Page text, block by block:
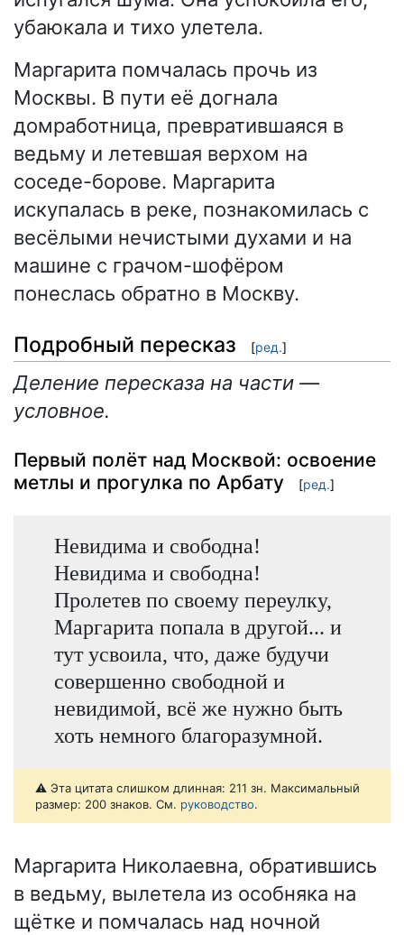
убаюкала и тихо улетела.
Маргарита помчалась прочь из
Москвы. В пути её догнала
домработница, превратившаяся в
ведьму и летевшая верхом на
соседе-борове. Маргарита
искупалась в реке, познакомилась с
весёлыми нечистыми духами и на
машине с грачом-шофёром
понеслась обратно в Москву.
Подробный пересказ [ред.]
Деление пересказа на части —
условное.
Первый полёт над Москвой: освоение
метлы и прогулка по Арбату
[ред.]
Невидима и свободна!
Невидима и свободна!
Пролетев по своему переулку,
Маргарита попала в другой... и
тут усвоила, что, даже будучи
совершенно свободной и
невидимой, всё же нужно быть
хоть немного благоразумной.
⚠️ Эта цитата слишком длинная: 211 зн. Максимальный
размер: 200 знаков. См. руководство.
Маргарита Николаевна, обратившись
в ведьму, вылетела из особняка на
щётке и помчалась над ночной